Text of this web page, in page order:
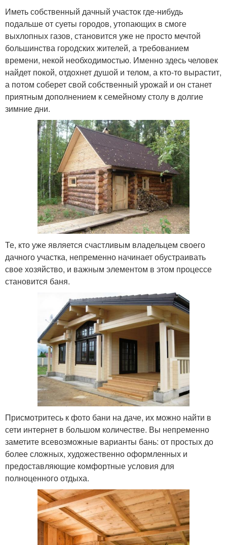
Иметь собственный дачный участок где-нибудь
подальше от суеты городов, утопающих в смоге
выхлопных газов, становится уже не просто мечтой
большинства городских жителей, а требованием
времени, некой необходимостью. Именно здесь человек
найдет покой, отдохнет душой и телом, а кто-то вырастит,
а потом соберет свой собственный урожай и он станет
приятным дополнением к семейному столу в долгие
зимние дни.
Те, кто уже является счастливым владельцем своего
дачного участка, непременно начинает обустраивать
свое хозяйство, и важным элементом в этом процессе
становится баня.
Присмотритесь к фото бани на даче, их можно найти в
сети интернет в большом количестве. Вы непременно
заметите всевозможные варианты бань: от простых до
более сложных, художественно оформленных и
предоставляющие комфортные условия для
полноценного отдыха.